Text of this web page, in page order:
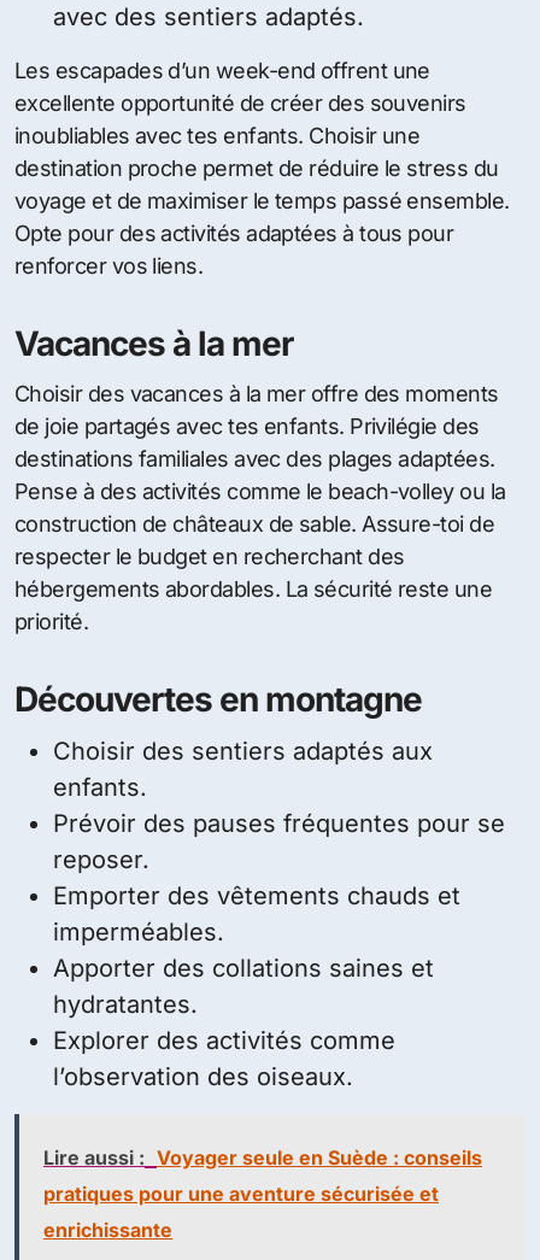
avec des sentiers adaptés.
Les escapades d’un week-end offrent une
excellente opportunité de créer des souvenirs
inoubliables avec tes enfants. Choisir une
destination proche permet de réduire le stress du
voyage et de maximiser le temps passé ensemble.
Opte pour des activités adaptées à tous pour
renforcer vos liens.
Vacances à la mer
Choisir des vacances à la mer offre des moments
de joie partagés avec tes enfants. Privilégie des
destinations familiales avec des plages adaptées.
Pense à des activités comme le beach-volley ou la
construction de châteaux de sable. Assure-toi de
respecter le budget en recherchant des
hébergements abordables. La sécurité reste une
priorité.
Découvertes en montagne
Choisir des sentiers adaptés aux
enfants.
Prévoir des pauses fréquentes pour se
reposer.
Emporter des vêtements chauds et
imperméables.
Apporter des collations saines et
hydratantes.
Explorer des activités comme
l’observation des oiseaux.
Lire aussi : Voyager seule en Suède : conseils
pratiques pour une aventure sécurisée et
enrichissante